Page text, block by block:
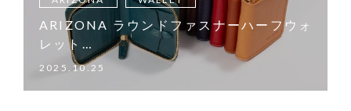
ARIZONA ラウンドファスナーハーフウォ
レット…
2025.10.25